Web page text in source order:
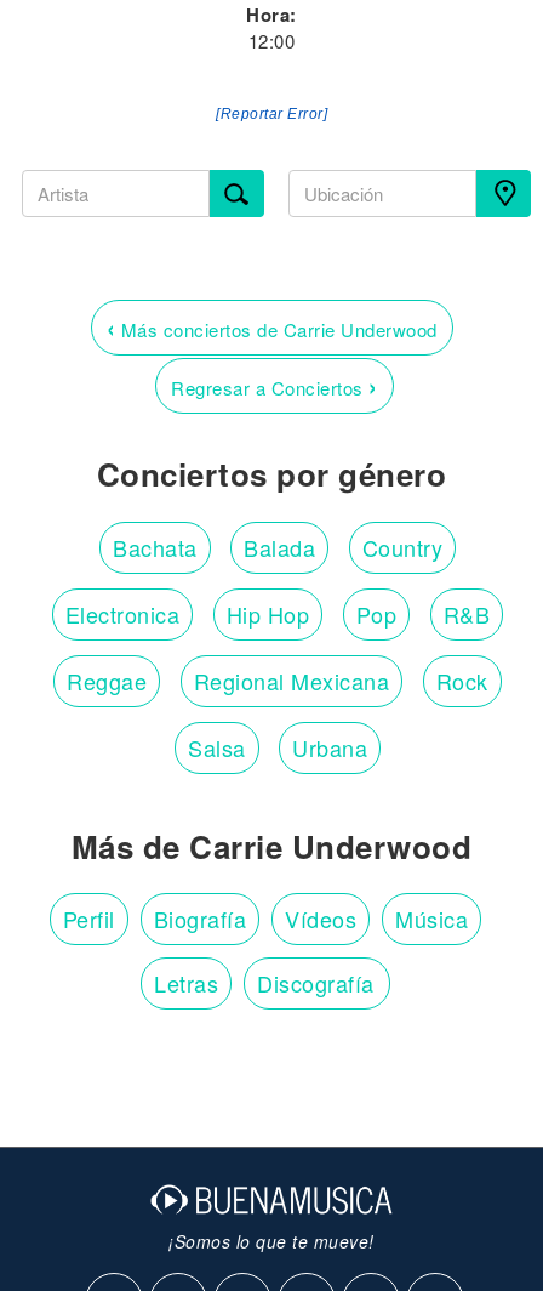
Hora:
12:00
[Reportar Error]
‹ Más conciertos de Carrie Underwood
Regresar a Conciertos ›
Conciertos por género
Bachata Balada Country
Electronica Hip Hop Pop R&B
Reggae Regional Mexicana Rock
Salsa Urbana
Más de Carrie Underwood
Perfil Biografía Vídeos Música
Letras Discografía
¡Somos lo que te mueve!